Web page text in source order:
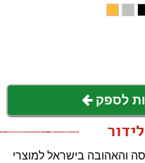
לספק
והאהובה בישראל למוצרי